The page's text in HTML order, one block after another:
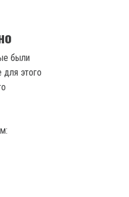
были
для этого